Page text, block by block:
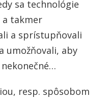
sa technológie
a takmer
a sprístupňovali
umožňovali, aby
resp. spôsobom